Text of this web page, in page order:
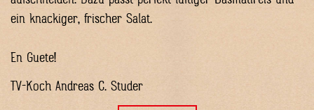
ein knackiger, frischer Salat.
En Guete!
TV-Koch Andreas C. Studer